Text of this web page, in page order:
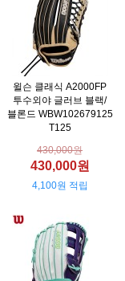
윌슨 클래식 A2000FP
투수외야 글러브 블랙/
블론드 WBW102679125
T125
430,000원
430,000원
4,100원 적립